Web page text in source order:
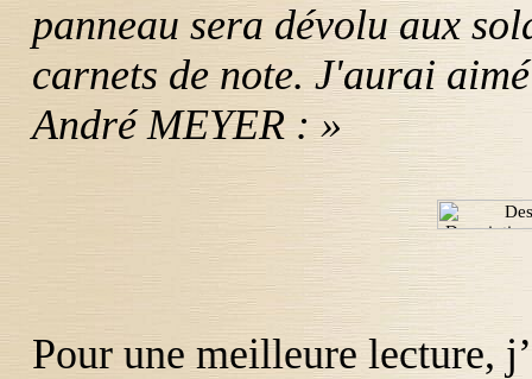
panneau sera dévolu aux
carnets de note. J'aurai
AndréMEYER: »
Pour une meilleure lecture,